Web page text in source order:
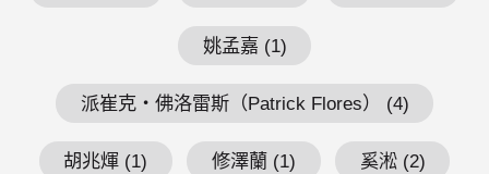
姚孟嘉 (1)
派崔克・佛洛雷斯（Patrick Flores） (4)
胡兆煇 (1) 修澤蘭 (1) 奚淞 (2)